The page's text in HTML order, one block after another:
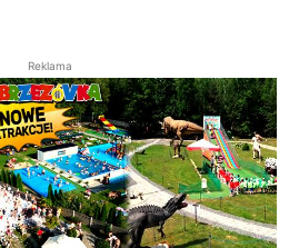
Reklama